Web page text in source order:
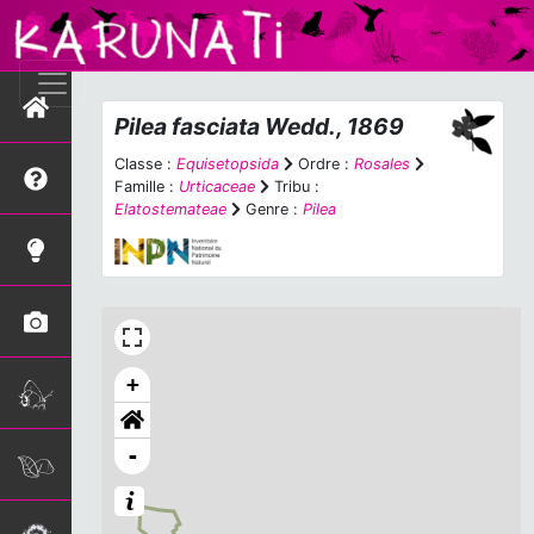
Pilea fasciata Wedd., 1869
Classe : Equisetopsida Ordre : Rosales
Famille : Urticaceae
Tribu :
Elatostemateae
Genre : Pilea
+
-